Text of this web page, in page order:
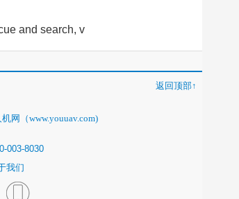
and search, v
返回顶部↑
网（www.youuav.com)
003-8030
我们